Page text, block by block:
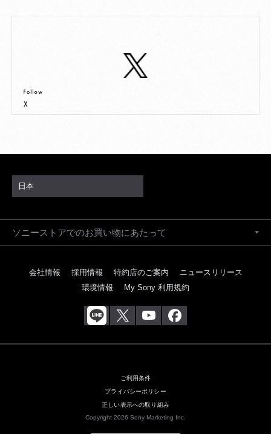
日本
ソニーストアでのお買い物にあたって
会社情報 採用情報 特約店のご案内
ニュースリリース
環境情報
My Sony 利用規約
ご利用条件
プライバシーポリシー
正しい表示への取り組み
Copyright 2026 Sony Marketing Inc.